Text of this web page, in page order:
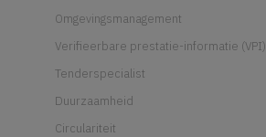
Omgevingsmanagement
Verifieerbare prestatie-informatie (VPI)
Tenderspecialist
Duurzaamheid
Circulariteit